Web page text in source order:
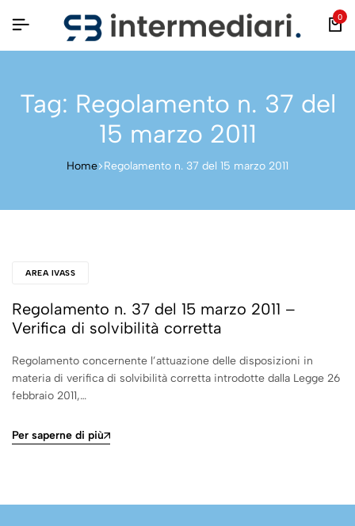
0
Tag: Regolamento n. 37 del
15 marzo 2011
Home Regolamento n. 37 del 15 marzo 2011
AREA IVASS
Regolamento n. 37 del 15 marzo 2011 –
Verifica di solvibilità corretta
Regolamento concernente l’attuazione delle disposizioni in
materia di verifica di solvibilità corretta introdotte dalla Legge 26
febbraio 2011,…
Per saperne di più